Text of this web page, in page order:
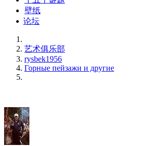
壁纸
论坛
艺术俱乐部
rysbek1956
Горные пейзажи и другие